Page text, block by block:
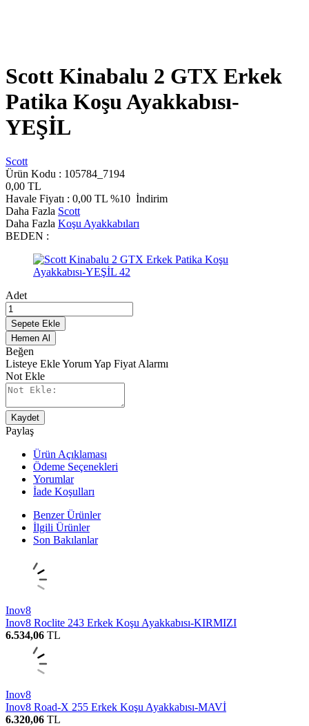
Scott Kinabalu 2 GTX Erkek
Patika Koşu Ayakkabısı-
YEŞİL
Scott
Ürün Kodu : 105784_7194
0,00 TL
Havale Fiyatı : 0,00 TL %10 İndirim
Daha Fazla Scott
Daha Fazla Koşu Ayakkabıları
BEDEN :
Adet
Sepete Ekle
Hemen Al
Beğen
Listeye EkleYorum Yap Fiyat Alarmı
Not Ekle
Kaydet
Paylaş
Ürün Açıklaması
Ödeme Seçenekleri
Yorumlar
İade Koşulları
Benzer Ürünler
İlgili Ürünler
Son Bakılanlar
Inov8
Inov8 Roclite 243 Erkek Koşu Ayakkabısı-KIRMIZI
6.534,06 TL
Inov8
Inov8 Road-X 255 Erkek Koşu Ayakkabısı-MAVİ
6.320,06 TL